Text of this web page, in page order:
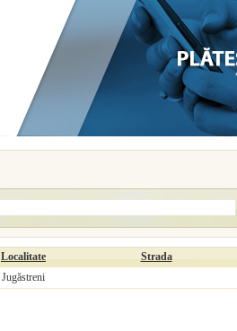
Localitate Strada
Jugăstreni